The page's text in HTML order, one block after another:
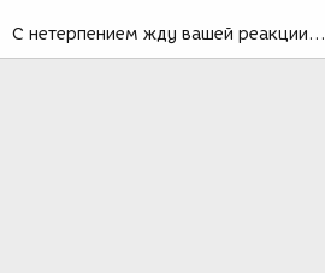
С нетерпением жду вашей реакции...